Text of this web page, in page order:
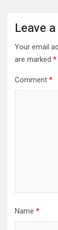
Leave
Your email
are marked *
Comment *
Name *